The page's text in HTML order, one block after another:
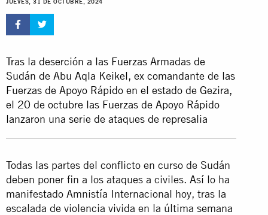
JUEVES, 31 DE OCTUBRE, 2024
Tras la deserción a las Fuerzas Armadas de
Sudán de Abu Aqla Keikel, ex comandante de las
Fuerzas de Apoyo Rápido en el estado de Gezira,
el 20 de octubre las Fuerzas de Apoyo Rápido
lanzaron una serie de ataques de represalia
Todas las partes del conflicto en curso de Sudán
deben poner fin a los ataques a civiles. Así lo ha
manifestado Amnistía Internacional hoy, tras la
escalada de violencia vivida en la última semana